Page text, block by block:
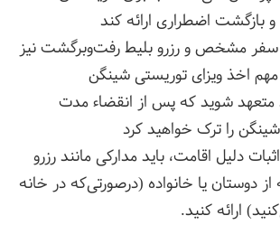
بازگشت اضطراری ارائه کند
سفر مشخص و رزرو بلیط رفت‌وبرگشت نیز
اخذ ویزای توریستی شینگن
متعهد شوید که پس از انقضاء مدت
را ترک خواهید کرد
دلیل اقامت، باید مدارکی مانند رزرو
از دوستان یا خانواده (درصورتی‌که در خانه
ارائه کنید.